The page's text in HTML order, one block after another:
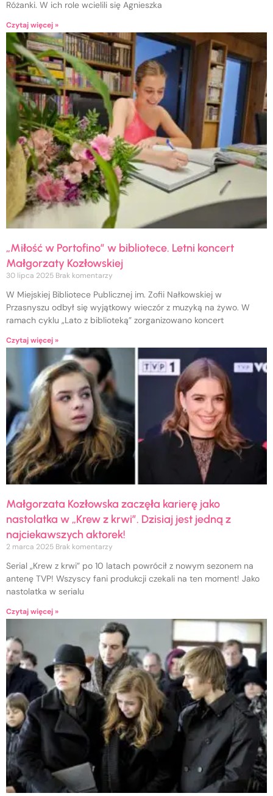
Różanki. W ich role wcielili się Agnieszka
Czytaj więcej »
„Miłość w Portofino” w bibliotece. Letni koncert
Małgorzaty Kozłowskiej
30 lipca 2025 Brak komentarzy
W Miejskiej Bibliotece Publicznej im. Zofii Nałkowskiej w
Przasnyszu odbył się wyjątkowy wieczór z muzyką na żywo. W
ramach cyklu „Lato z biblioteką” zorganizowano koncert
Czytaj więcej »
Małgorzata Kozłowska zaczęła karierę jako
nastolatka w „Krew z krwi”. Dzisiaj jest jedną z
najciekawszych aktorek!
2 marca 2025 Brak komentarzy
Serial „Krew z krwi” po 10 latach powrócił z nowym sezonem na
antenę TVP! Wszyscy fani produkcji czekali na ten moment! Jako
nastolatka w serialu
Czytaj więcej »